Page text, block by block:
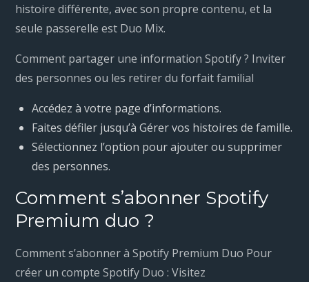
histoire différente, avec son propre contenu, et la
seule passerelle est Duo Mix.
Comment partager une information Spotify ? Inviter
des personnes ou les retirer du forfait familial
Accédez à votre page d’informations.
Faites défiler jusqu’à Gérer vos histoires de famille.
Sélectionnez l’option pour ajouter ou supprimer
des personnes.
Comment s’abonner Spotify
Premium duo ?
Comment s’abonner à Spotify Premium Duo Pour
créer un compte Spotify Duo : Visitez